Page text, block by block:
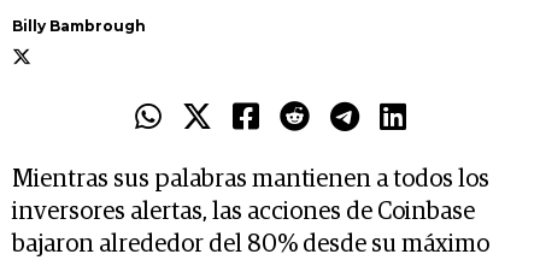
Billy Bambrough
Mientras sus palabras mantienen a todos los
inversores alertas, las acciones de Coinbase
bajaron alrededor del 80% desde su máximo